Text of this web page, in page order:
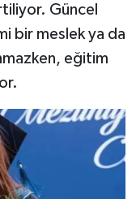
Güncel
bir meslek ya da
eğitim